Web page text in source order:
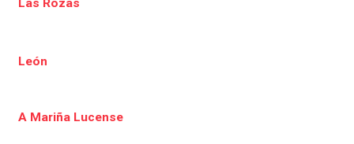
Las Rozas
León
A Mariña Lucense